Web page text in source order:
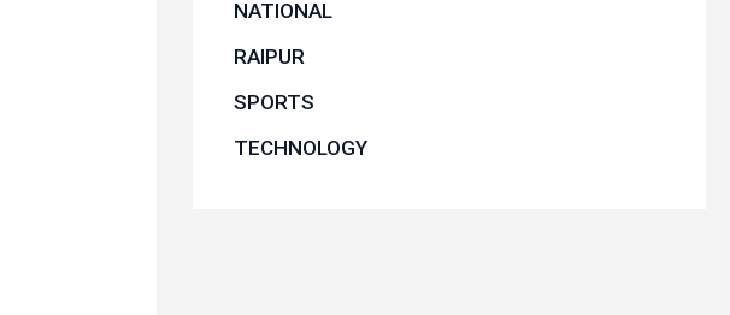
NATIONAL
RAIPUR
SPORTS
TECHNOLOGY